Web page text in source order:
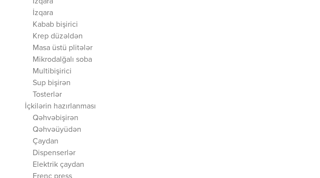
İzqara
Kabab bişirici
Krep düzəldən
Masa üstü plitələr
Mikrodalğalı soba
Multibişirici
Sup bişirən
Tosterlər
İçkilərin hazırlanması
Qəhvəbişirən
Qəhvəüyüdən
Çaydan
Dispenserlər
Elektrik çaydan